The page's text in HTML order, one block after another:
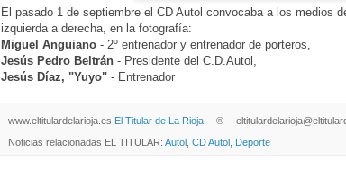
El pasado 1 de septiembre el CD Autol convocaba a los medios
izquierda a derecha, en la fotografía:
Miguel Anguiano - 2º entrenador y entrenador de porteros,
Jesús Pedro Beltrán - Presidente del C.D.Autol,
Jesús Díaz, "Yuyo" - Entrenador
www.eltitulardelarioja.es El Titular de La Rioja -- ® --
Noticias relacionadas EL TITULAR: Autol CD Autol Deporte